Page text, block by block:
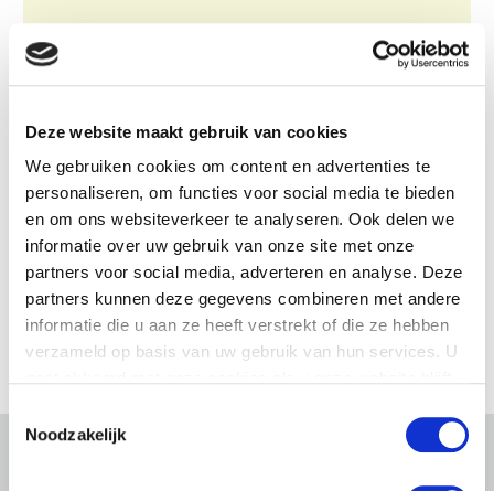
Deze website maakt gebruik van cookies
We gebruiken cookies om content en advertenties te
personaliseren, om functies voor social media te bieden
en om ons websiteverkeer te analyseren. Ook delen we
informatie over uw gebruik van onze site met onze
partners voor social media, adverteren en analyse. Deze
partners kunnen deze gegevens combineren met andere
informatie die u aan ze heeft verstrekt of die ze hebben
verzameld op basis van uw gebruik van hun services. U
Noodzakelijk